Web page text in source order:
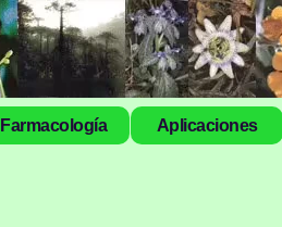
Farmacología Aplicaciones